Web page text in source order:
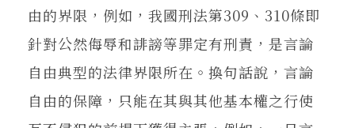
由的界限，例如，我國刑法第309、310條即
針對公然侮辱和誹謗等罪定有刑責，是言論
自由典型的法律界限所在。換句話說，言論
自由的保障，只能在其與其他基本權之行使